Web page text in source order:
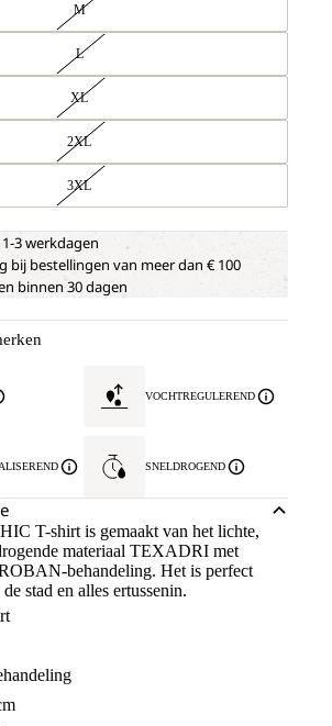
M
L
XL
2XL
3XL
3 werkdagen
bij bestellingen van meer dan € 100
binnen 30 dagen
VOCHTREGULEREND
SNELDROGEND
T-shirt is gemaakt van het lichte,
materiaal TEXADRI met
behandeling. Het is perfect
stad en alles ertussenin.